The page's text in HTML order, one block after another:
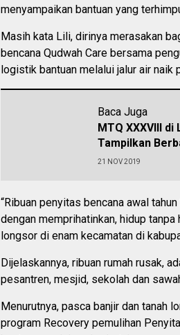
menyampaikan bantuan yang
Masih kata Lili, dirinya merasakan
bencana Qudwah Care bersama
logistik bantuan melalui jalur air naik
Baca Juga
MTQ XXXVIII
Tampilkan
21 NOV 2019
“Ribuan penyitas bencana awal
dengan memprihatinkan, hidup
longsor di enam kecamatan di
Dijelaskannya, ribuan rumah rusak,
pesantren, mesjid, sekolah dan
Menurutnya, pasca banjir dan tanah
program Recovery pemulihan